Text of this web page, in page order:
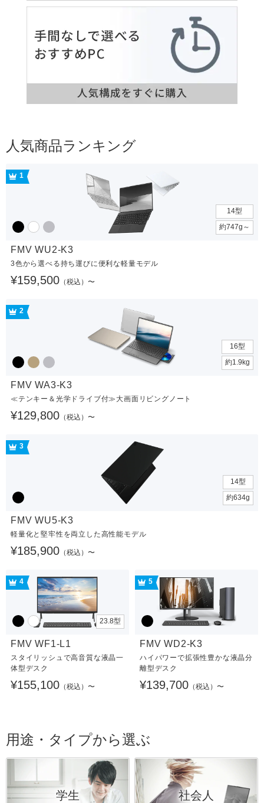
人気商品ランキング
1
14型
約747g～
FMV WU2-K3
3色から選べる持ち運びに便利な軽量モデル
¥159,500 （税込）〜
2
16型
約1.9kg
FMV WA3-K3
≪テンキー＆光学ドライブ付≫大画面リビングノート
¥129,800 （税込）〜
3
14型
約634g
FMV WU5-K3
軽量化と堅牢性を両立した高性能モデル
¥185,900 （税込）〜
4
23.8型
FMV WF1-L1
スタイリッシュで高音質な液晶一
体型デスク
¥155,100 （税込）〜
5
FMV WD2-K3
ハイパワーで拡張性豊かな液晶分
離型デスク
¥139,700 （税込）〜
用途・タイプから選ぶ
学生 社会人